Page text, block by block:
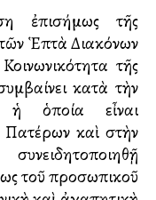
ἐπισήμως τῆς
Ἑπτὰ Διακόνων
τῆς
κατὰ τὴν
ἡ ὁποία εἶναι
καὶ στὴν
τοῦ προσωπικοῦ